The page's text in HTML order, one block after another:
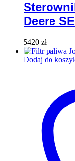
Deere
5420 zł
Dodaj do